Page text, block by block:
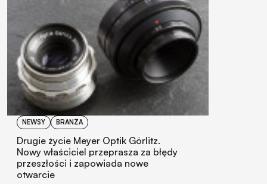
NEWSY BRANŻA
Drugie życie Meyer Optik Görlitz.
Nowy właściciel przeprasza za błędy
przeszłości i zapowiada nowe
otwarcie